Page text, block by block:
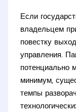
Если
владельцем
повестку
управления.
потенциально
минимум,
темпы